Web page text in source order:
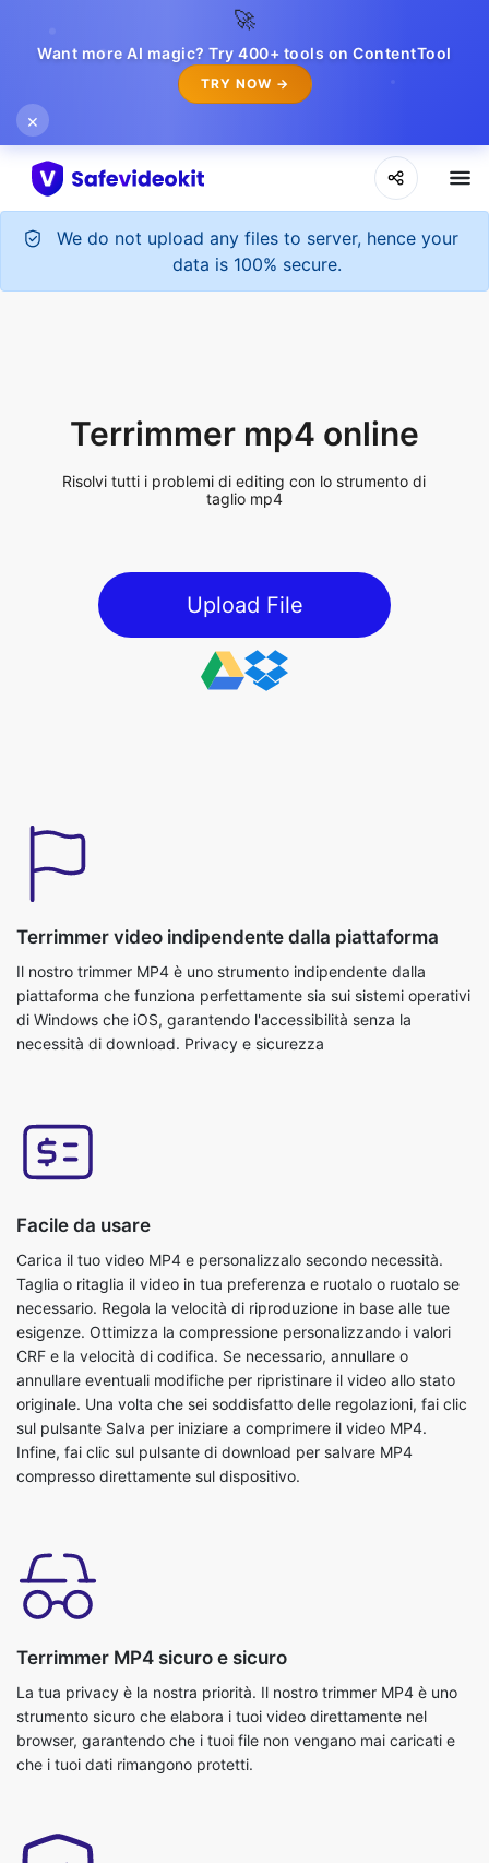
🚀
Want more AI magic? Try 400+ tools on ContentTool
TRY NOW →
×
We do not upload any files to server, hence your
data is 100% secure.
Upload File
Terrimmer video indipendente dalla piattaforma
Il nostro trimmer MP4 è uno strumento indipendente dalla
piattaforma che funziona perfettamente sia sui sistemi operativi
necessità di download. Privacy e sicurezza
Facile da usare
Carica il tuo video MP4 e personalizzalo secondo necessità.
esigenze. Ottimizza la compressione personalizzando i valori
CRF e la velocità di codifica. Se necessario, annullare o
annullare eventuali modifiche per ripristinare il video allo stato
originale. Una volta che sei soddisfatto delle regolazioni, fai clic
sul pulsante Salva per iniziare a comprimere il video MP4.
Infine, fai clic sul pulsante di download per salvare MP4
compresso direttamente sul dispositivo.
Terrimmer MP4 sicuro e sicuro
La tua privacy è la nostra priorità. Il nostro trimmer MP4 è uno
strumento sicuro che elabora i tuoi video direttamente nel
che i tuoi dati rimangono protetti.
Veloce ed efficiente